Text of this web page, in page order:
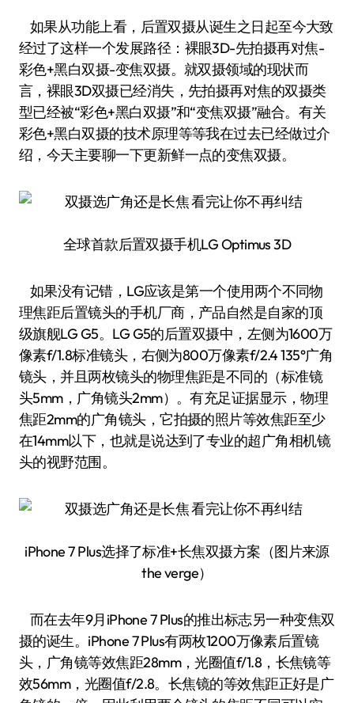
如果从功能上看，后置双摄从诞生之日起至今大致
经过了这样一个发展路径：裸眼3D-先拍摄再对焦-
彩色+黑白双摄-变焦双摄。就双摄领域的现状而
言，裸眼3D双摄已经消失，先拍摄再对焦的双摄类
型已经被“彩色+黑白双摄”和“变焦双摄”融合。有关
彩色+黑白双摄的技术原理等等我在过去已经做过介
绍，今天主要聊一下更新鲜一点的变焦双摄。
全球首款后置双摄手机LG Optimus 3D
如果没有记错，LG应该是第一个使用两个不同物
理焦距后置镜头的手机厂商，产品自然是自家的顶
级旗舰LG G5。LG G5的后置双摄中，左侧为1600万
像素f/1.8标准镜头，右侧为800万像素f/2.4 135°广角
镜头，并且两枚镜头的物理焦距是不同的（标准镜
头5mm，广角镜头2mm）。有充足证据显示，物理
焦距2mm的广角镜头，它拍摄的照片等效焦距至少
在14mm以下，也就是说达到了专业的超广角相机镜
头的视野范围。
iPhone 7 Plus选择了标准+长焦双摄方案（图片来源
the verge）
而在去年9月iPhone 7 Plus的推出标志另一种变焦双
摄的诞生。iPhone 7 Plus有两枚1200万像素后置镜
头，广角镜等效焦距28mm，光圈值f/1.8，长焦镜等
效56mm，光圈值f/2.8。长焦镜的等效焦距正好是广